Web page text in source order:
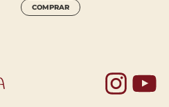
COMPRAR